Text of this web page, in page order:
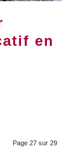
en
Page 27 sur 29